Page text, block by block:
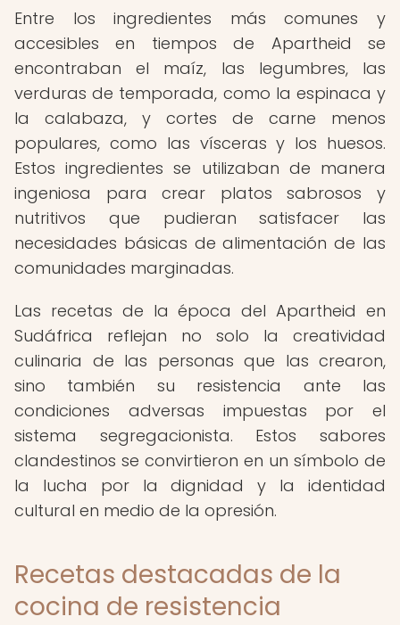
Entre los ingredientes más comunes y
accesibles en tiempos de Apartheid se
encontraban el maíz, las legumbres, las
verduras de temporada, como la espinaca y
la calabaza, y cortes de carne menos
populares, como las vísceras y los huesos.
Estos ingredientes se utilizaban de manera
ingeniosa para crear platos sabrosos y
nutritivos que pudieran satisfacer las
necesidades básicas de alimentación de las
comunidades marginadas.
Las recetas de la época del Apartheid en
Sudáfrica reflejan no solo la creatividad
culinaria de las personas que las crearon,
sino también su resistencia ante las
condiciones adversas impuestas por el
sistema segregacionista. Estos sabores
clandestinos se convirtieron en un símbolo de
la lucha por la dignidad y la identidad
cultural en medio de la opresión.
Recetas destacadas de la
cocina de resistencia